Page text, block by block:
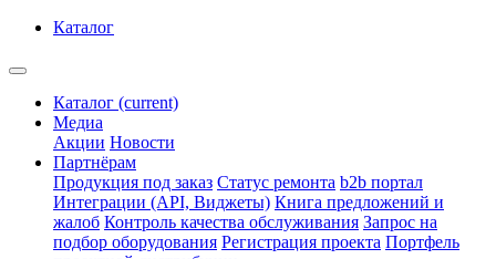
Каталог
Каталог (current)
Медиа
Акции Новости
Партнёрам
Продукция под заказ Статус ремонта b2b портал
Интеграции (API, Виджеты) Книга предложений и
жалоб Контроль качества обслуживания Запрос на
подбор оборудования Регистрация проекта Портфель